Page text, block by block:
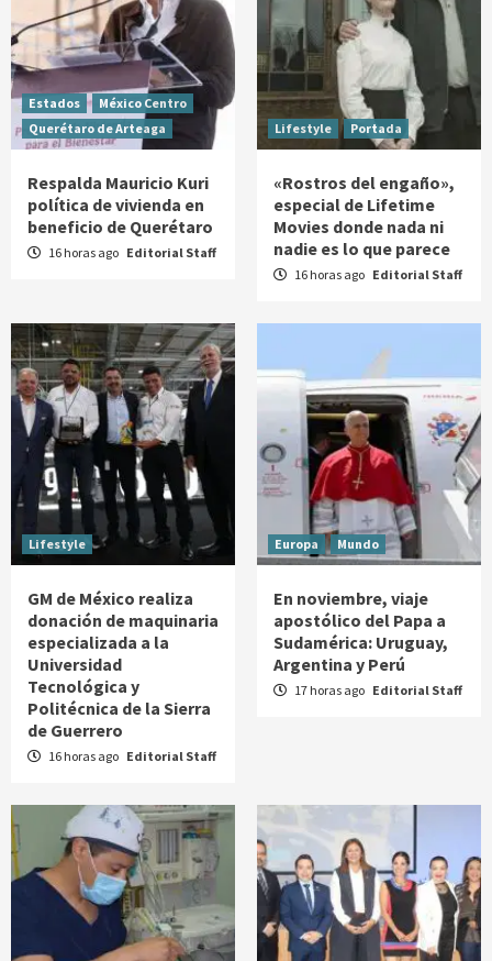
Estados
México Centro
Querétaro de Arteaga
Respalda Mauricio Kuri
política de vivienda en
beneficio de Querétaro
16 horas ago Editorial Staff
Lifestyle Portada
«Rostros del engaño»,
especial de Lifetime
Movies donde nada ni
nadie es lo que parece
16 horas ago Editorial Staff
Lifestyle
GM de México realiza
donación de maquinaria
especializada a la
Universidad
Tecnológica y
Politécnica de la Sierra
de Guerrero
16 horas ago Editorial Staff
Europa Mundo
En noviembre, viaje
apostólico del Papa a
Sudamérica: Uruguay,
Argentina y Perú
17 horas ago Editorial Staff